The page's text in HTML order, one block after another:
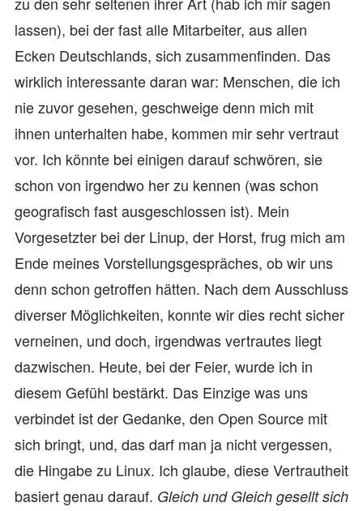
lassen), bei der fast alle Mitarbeiter, aus allen
Ecken Deutschlands, sich zusammenfinden. Das
wirklich interessante daran war: Menschen, die ich
nie zuvor gesehen, geschweige denn mich mit
ihnen unterhalten habe, kommen mir sehr vertraut
vor. Ich könnte bei einigen darauf schwören, sie
schon von irgendwo her zu kennen (was schon
geografisch fast ausgeschlossen ist). Mein
Vorgesetzter bei der Linup, der Horst, frug mich am
Ende meines Vorstellungsgespräches, ob wir uns
denn schon getroffen hätten. Nach dem Ausschluss
diverser Möglichkeiten, konnte wir dies recht sicher
verneinen, und doch, irgendwas vertrautes liegt
dazwischen. Heute, bei der Feier, wurde ich in
diesem Gefühl bestärkt. Das Einzige was uns
verbindet ist der Gedanke, den Open Source mit
sich bringt, und, das darf man ja nicht vergessen,
die Hingabe zu Linux. Ich glaube, diese Vertrautheit
basiert genau darauf. Gleich und Gleich gesellt sich